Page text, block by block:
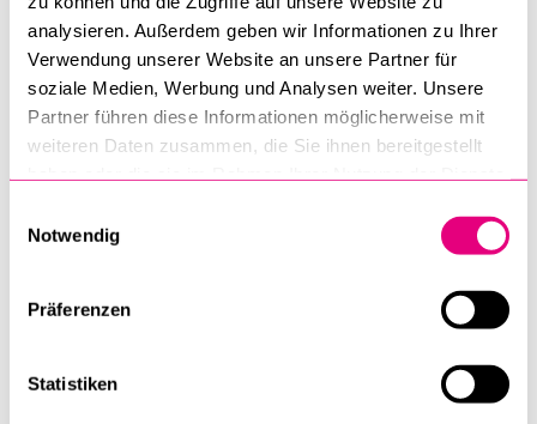
analysieren. Außerdem geben wir Informationen zu Ihrer
Verwendung unserer Website an unsere Partner für
soziale Medien, Werbung und Analysen weiter. Unsere
Partner führen diese Informationen möglicherweise mit
weiteren Daten zusammen, die Sie ihnen bereitgestellt
Notwendig
Präferenzen
Statistiken
TEILNAHME EINFÜHRUNGSTAG *
Ja, ich nehme am Einführungstag teil.
Nein, ich bin an diesem Tag verhindert.
Hinweis: Das Mittagessen in der Mensa wird Ihnen offeriert.
Senden